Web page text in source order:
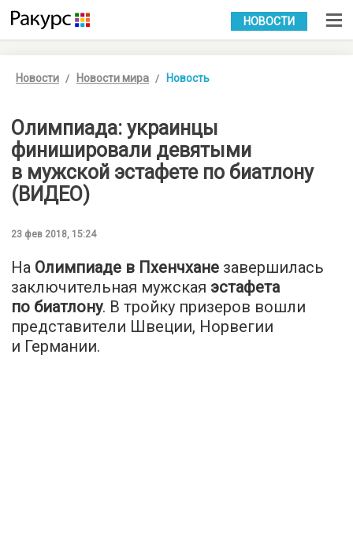
УКР РУС
НОВОСТИ
Новости Новости мира Новость
Олимпиада: украинцы
финишировали девятыми
в мужской эстафете по биатлону
(ВИДЕО)
23 фев 2018, 15:24
На Олимпиаде в Пхенчхане завершилась
заключительная мужская эстафета
по биатлону. В тройку призеров вошли
представители Швеции, Норвегии
и Германии.